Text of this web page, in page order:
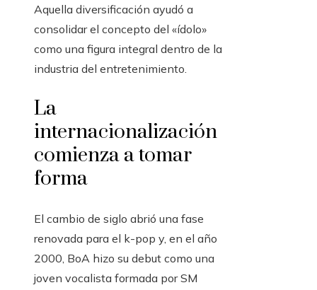
Aquella diversificación ayudó a
consolidar el concepto del «ídolo»
como una figura integral dentro de la
industria del entretenimiento.
La
internacionalización
comienza a tomar
forma
El cambio de siglo abrió una fase
renovada para el k-pop y, en el año
2000, BoA hizo su debut como una
joven vocalista formada por SM